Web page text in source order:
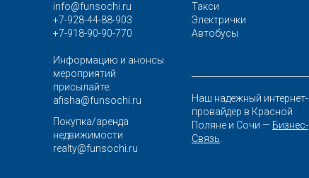
info@funsochi.ru
+7-928-44-88-903
+7-918-90-90-770
Информацию и анонсы
мероприятий
присылайте:
afisha@funsochi.ru
Покупка/аренда
недвижимости
realty@funsochi.ru
Такси
Электрички
Автобусы
Наш надежный интернет-
провайдер в Красной
Поляне и Сочи — Бизнес-
Связь